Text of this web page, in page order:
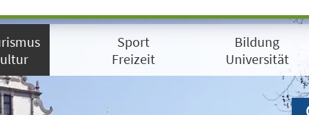
Sport
Freizeit
Bildung
Universität